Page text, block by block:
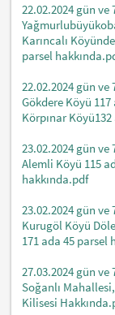
22.02.2024 gün ve
Karıncalı
parsel
22.02.2024 gün ve
Gökdere Köyü 117
Körpınar
23.02.2024 gün ve
Alemli Köyü 115
hakkında.pdf
23.02.2024 gün ve
Kurugöl Köyü
171 ada 45 parsel
27.03.2024 gün ve
Soğanlı
Kilisesi